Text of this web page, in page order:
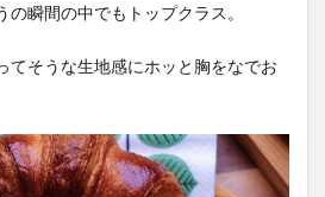
瞬間の中でもトップクラス。
てそうな生地感にホッと胸をなでお